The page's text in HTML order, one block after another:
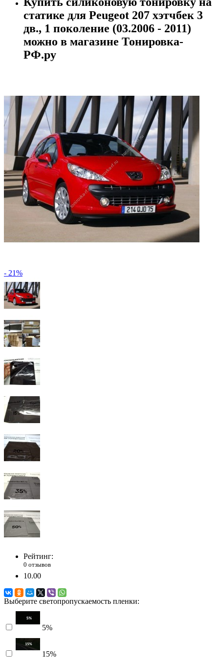
статике для Peugeot 207 хэтчбек 3
дв., 1 поколение (03.2006 - 2011)
можно в магазине Тонировка-
РФ.ру
- 21%
Рейтинг:
0 отзывов
10.00
Выберите светопропускаемость пленки:
5%
15%